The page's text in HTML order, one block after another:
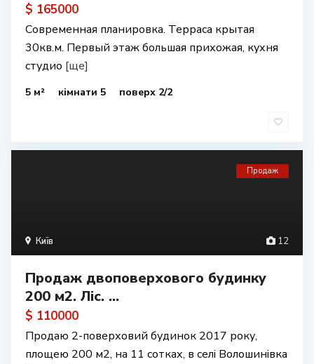
$ 165000
Современная планировка. Терраса крытая
30кв.м. Первый этаж большая прихожая, кухня
студио [ще]
5 м² кімнати 5 поверх 2/2
12
Київ
Продаж
Продаж двоповерхового будинку
200 м2. Ліс. ...
$ 110000
Продаю 2-поверховий будинок 2017 року,
площею 200 м2, на 11 сотках, в селі Волошинівка